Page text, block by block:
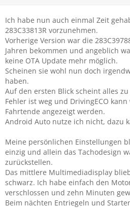
Ich habe nun auch einmal Zeit
283C33813R vorzunehmen.
Vorherige Version war die
Jahren bekommen und angeblich
keine OTA Update mehr möglich.
Scheinen sie wohl nun doch
haben.
Auf den ersten Blick scheint alles
Fehler ist weg und DrivingECO
Fahrtende angezeigt werden.
Android Auto nutze ich nicht, dazu
Meine persönlichen Einstellungen
einzig und allein das Tachodesign
zurückstellen.
Das mittlere Multimediadisplay
schwarz. Ich habe einfach den
verschlossen und zehn Minuten
Beim nächten Entriegeln und